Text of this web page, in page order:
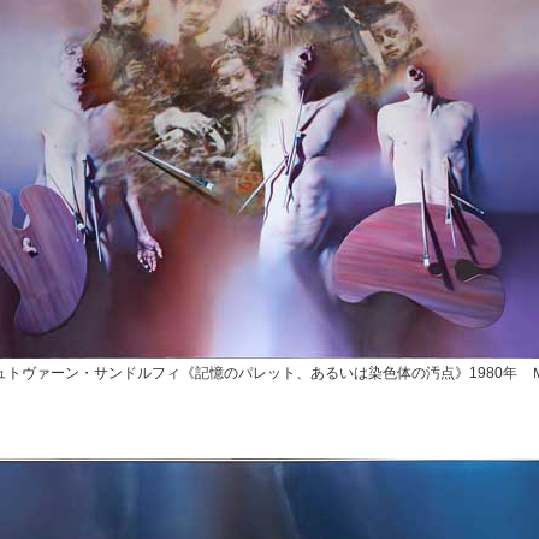
トヴァーン・サンドルフィ《記憶のパレット、あるいは染色体の汚点》1980年